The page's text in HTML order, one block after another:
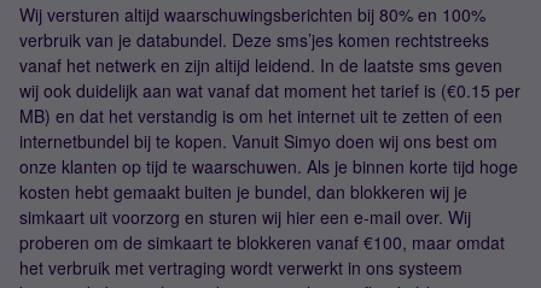
Wij versturen altijd waarschuwingsberichten bij 80% en 100%
verbruik van je databundel. Deze sms’jes komen rechtstreeks
vanaf het netwerk en zijn altijd leidend. In de laatste sms geven
wij ook duidelijk aan wat vanaf dat moment het tarief is (€0.15 per
MB) en dat het verstandig is om het internet uit te zetten of een
internetbundel bij te kopen. Vanuit Simyo doen wij ons best om
onze klanten op tijd te waarschuwen. Als je binnen korte tijd hoge
kosten hebt gemaakt buiten je bundel, dan blokkeren wij je
simkaart uit voorzorg en sturen wij hier een e-mail over. Wij
proberen om de simkaart te blokkeren vanaf €100, maar omdat
het verbruik met vertraging wordt verwerkt in ons systeem